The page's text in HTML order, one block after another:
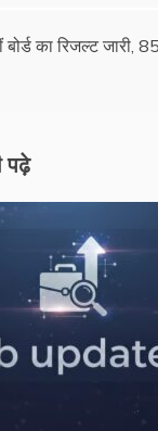
का रिजल्ट जारी,
पढ़े